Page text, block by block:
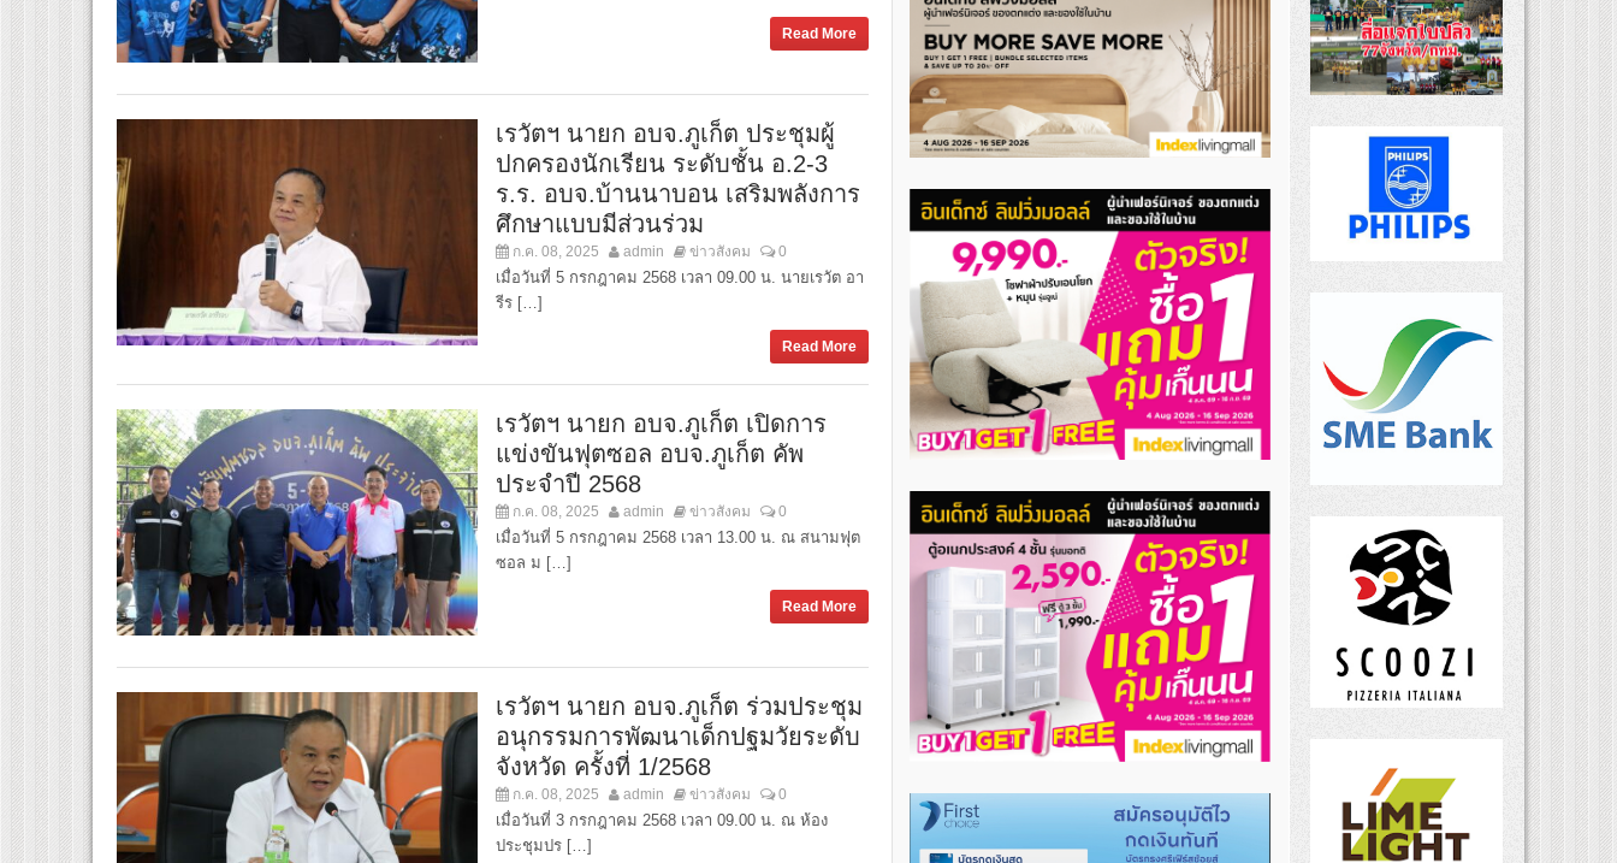
Read More
เรวัตฯ นายก อบจ.ภูเก็ต ประชุมผู้
ปกครองนักเรียน ระดับชั้น อ.2-3
ร.ร. อบจ.บ้านนาบอน เสริมพลังการ
ศึกษาแบบมีส่วนร่วม
ก.ค. 08, 2025 admin ข่าวสังคม 0
เมื่อวันที่ 5 กรกฎาคม 2568 เวลา 09.00 น. นายเรวัต อา
รีร […]
Read More
เรวัตฯ นายก อบจ.ภูเก็ต เปิดการ
แข่งขันฟุตซอล อบจ.ภูเก็ต คัพ
ประจำปี 2568
ก.ค. 08, 2025 admin ข่าวสังคม 0
เมื่อวันที่ 5 กรกฎาคม 2568 เวลา 13.00 น. ณ สนามฟุต
ซอล ม […]
Read More
เรวัตฯ นายก อบจ.ภูเก็ต ร่วมประชุม
อนุกรรมการพัฒนาเด็กปฐมวัยระดับ
จังหวัด ครั้งที่ 1/2568
ก.ค. 08, 2025 admin ข่าวสังคม 0
เมื่อวันที่ 3 กรกฎาคม 2568 เวลา 09.00 น. ณ ห้อง
ประชุมปร […]